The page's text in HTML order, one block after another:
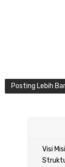
Posting Lebih
Visi Misi